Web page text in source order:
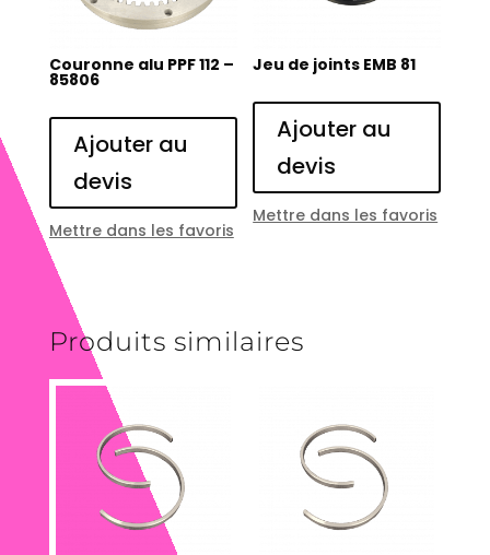
Couronne alu PPF 112 –
85806
Ajouter au
devis
Mettre dans les favoris
Jeu de joints EMB 81
Ajouter au
devis
Mettre dans les favoris
Produits similaires